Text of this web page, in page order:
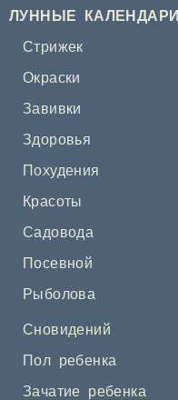
ЛУННЫЕ КАЛЕНДАРИ
Стрижек
Окраски
Завивки
Здоровья
Похудения
Красоты
Садовода
Посевной
Рыболова
Сновидений
Пол ребенка
Зачатие ребенка